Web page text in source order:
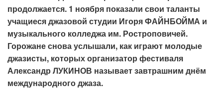
продолжается. 1 ноября показали свои таланты
учащиеся джазовой студии Игоря ФАЙНБОЙМА и
музыкального колледжа им. Ростроповичей.
Горожане снова услышали, как играют молодые
джазисты, которых организатор фестиваля
Александр ЛУКИНОВ называет завтрашним днём
международного джаза.